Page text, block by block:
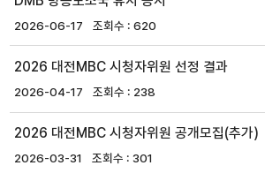
2026-06-17 620
2026 대전MBC 시청자위원 선정 결과
2026-04-17 238
2026 대전MBC 시청자위원 공개모집(추가)
2026-03-31 301